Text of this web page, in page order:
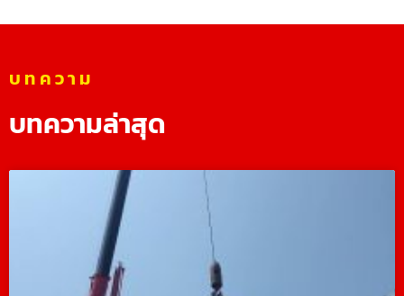
บทความ
บทความล่าสุด